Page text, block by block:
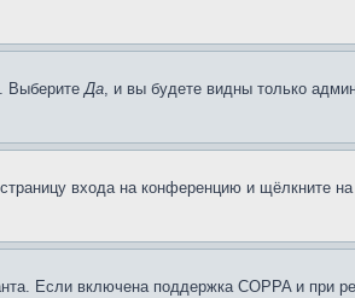
. ВыберитеДа, и вы будете видны только
входа на конференцию и щёлкните
Если включена поддержка COPPA и при